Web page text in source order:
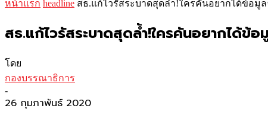
หน้าแรก headline สธ.แก้ไวรัสระบาดสุดล้ำ!ใครคันอยากได้ข้อมู
สธ.แก้ไวรัสระบาดสุดล้ำ!ใครคันอยากได้ข้
โดย
กองบรรณาธิการ
-
26 กุมภาพันธ์ 2020